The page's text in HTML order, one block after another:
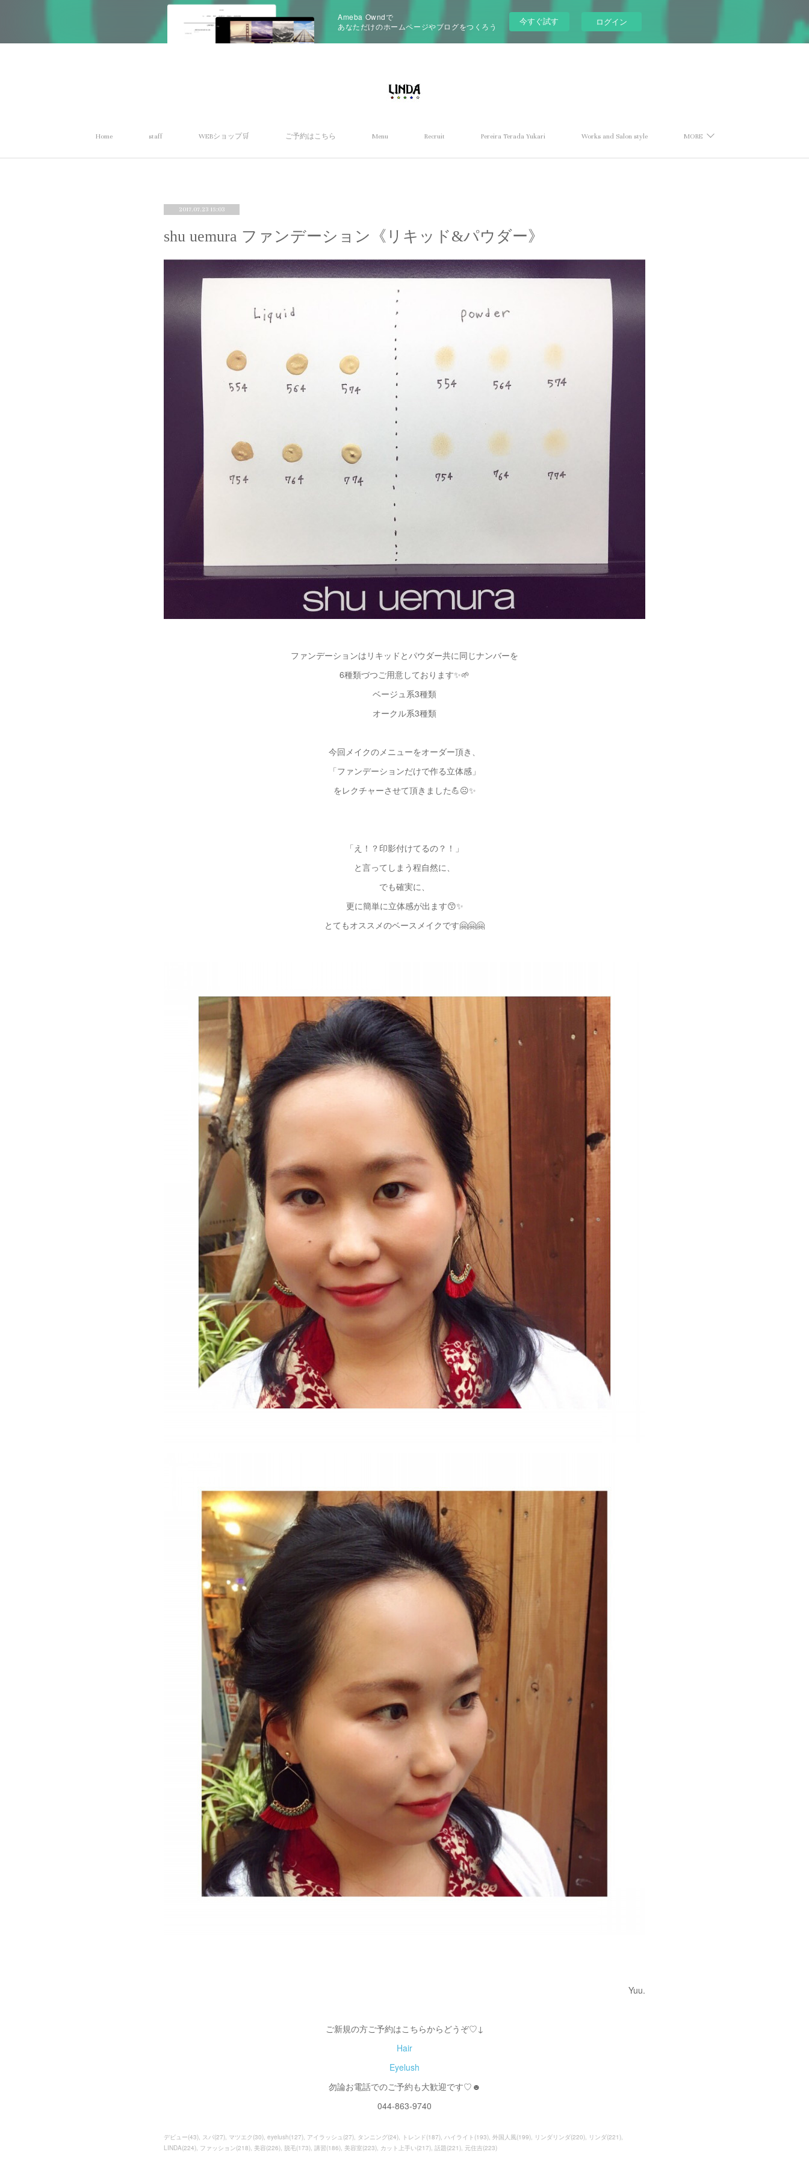
Ameba Owndで
あなただけのホームページやブログをつくろう
今すぐ試す ログイン
Home staff WEBショップ🛒 ご予約はこちら Menu Recruit Pereira Terada Yukari Works and Salon style MORE
2017.07.23 15:03
shu uemura ファンデーション《リキッド&パウダー》
ファンデーションはリキッドとパウダー共に同じナンバーを
6種類づつご用意しております✨🌱
ベージュ系3種類
オークル系3種類
今回メイクのメニューをオーダー頂き、
「ファンデーションだけで作る立体感」
をレクチャーさせて頂きました💪☹️✨
「え！？印影付けてるの？！」
と言ってしまう程自然に、
でも確実に、
更に簡単に立体感が出ます😙✨
とてもオススメのベースメイクです🤗🤗🤗
Yuu.
ご新規の方ご予約はこちらからどうぞ♡↓
Hair
Eyelush
勿論お電話でのご予約も大歓迎です♡☻
044-863-9740
デビュー(43) スパ(27) マツエク (30) eyelush(127) アイラッシュ (27) タンニング(24) トレンド(187) ハイライト (193) 外国人風(199) リンダリンダ(220) リンダ(221)
LINDA(224) ファッション(218) 美容(226) 脱毛(173) 講習(186) 美容室(223) カット上手い(217) 話題(221) 元住吉(223)